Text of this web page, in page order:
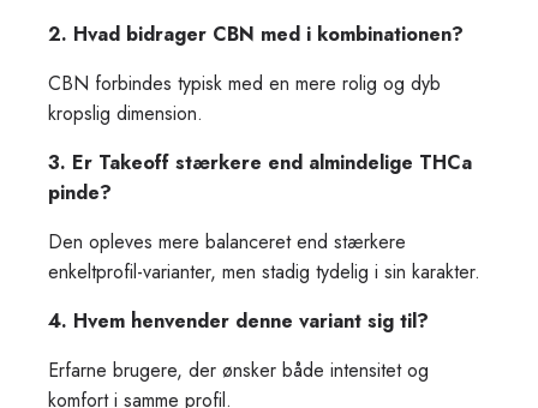
2. Hvad bidrager CBN med i kombinationen?
CBN forbindes typisk med en mere rolig og dyb
kropslig dimension.
3. Er Takeoff stærkere end almindelige THCa
pinde?
Den opleves mere balanceret end stærkere
enkeltprofil-varianter, men stadig tydelig i sin karakter.
4. Hvem henvender denne variant sig til?
Erfarne brugere, der ønsker både intensitet og
komfort i samme profil.
20% on your first order with us. 🥦
GET CODE